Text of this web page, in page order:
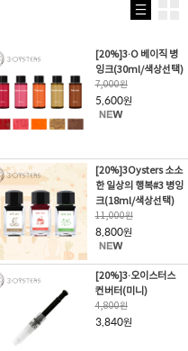
[20%]3·O 베이직 병
잉크(30ml/색상선택)
7,000원
5,600원
[20%]3Oysters 소소
한 일상의 행복#3 병잉
크(18ml/색상선택)
11,000원
8,800원
[20%]3·오이스터스
컨버터(미니)
4,800원
3,840원